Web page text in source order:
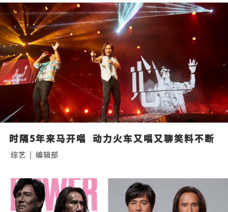
时隔5年来马开唱  动力火车又唱又聊笑料不断
综艺 | 编辑部